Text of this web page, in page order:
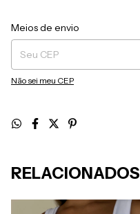
Entregas para o CEP:
Meios de envio
Não sei meu CEP
RELACIONADOS